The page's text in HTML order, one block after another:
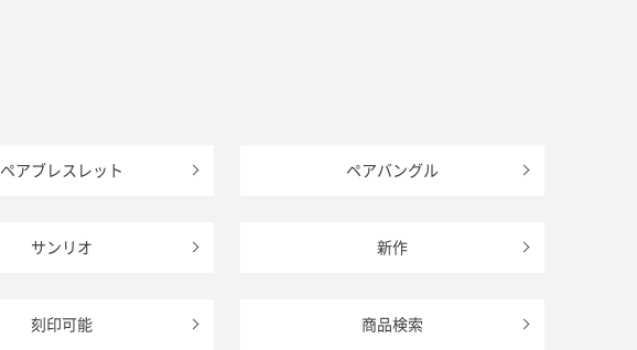
ペアブレスレット ペアバングル
サンリオ 新作
刻印可能 商品検索